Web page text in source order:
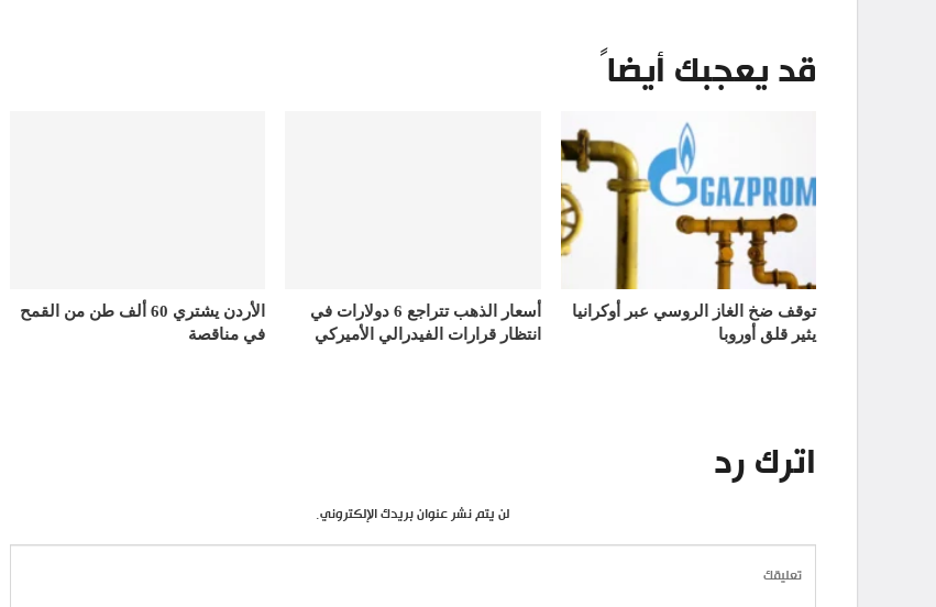
قد يعجبك أيضاً
توقف ضخ الغاز الروسي عبر أوكرانيا
يثير قلق أوروبا
أسعار الذهب تتراجع 6 دولارات في
انتظار قرارات الفيدرالي الأميركي
الأردن يشتري 60 ألف طن من القمح
في مناقصة
اترك رد
لن يتم نشر عنوان بريدك الإلكتروني.